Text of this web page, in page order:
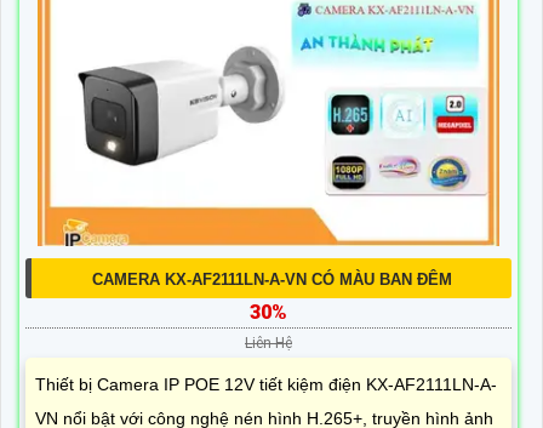
CAMERA KX-AF2111LN-A-VN CÓ MÀU BAN ĐÊM
30%
Liên Hệ
Thiết bị Camera IP POE 12V tiết kiệm điện KX-AF2111LN-A-
VN nổi bật với công nghệ nén hình H.265+, truyền hình ảnh